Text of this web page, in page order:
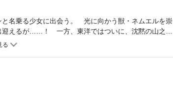
名乗る少女に出会う。 光に向かう獣・ネムエルを崇
えるが……！ 一方、東洋ではついに、沈黙の山之内
沈黙の山之内。紅く紅い巨人・ウォーザイの影響を受